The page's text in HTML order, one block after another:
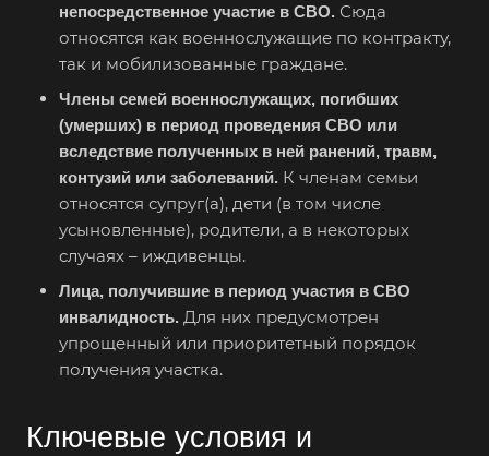
непосредственное участие в СВО. Сюда
относятся как военнослужащие по контракту,
так и мобилизованные граждане.
Члены семей военнослужащих, погибших
(умерших) в период проведения СВО или
вследствие полученных в ней ранений, травм,
контузий или заболеваний. К членам семьи
относятся супруг(а), дети (в том числе
усыновленные), родители, а в некоторых
случаях – иждивенцы.
Лица, получившие в период участия в СВО
инвалидность. Для них предусмотрен
упрощенный или приоритетный порядок
получения участка.
Ключевые условия и